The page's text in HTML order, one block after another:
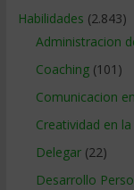
Habilidades (2.843)
Administracion
Coaching(101)
Comunicacion
Creatividad en
Delegar(22)
Desarrollo